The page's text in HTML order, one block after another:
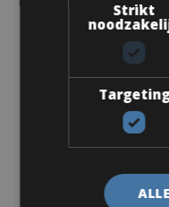
Strikt